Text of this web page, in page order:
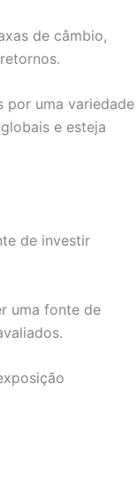
de câmbio,
por uma variedade
e esteja
de investir
uma fonte de